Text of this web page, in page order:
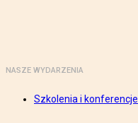
NASZE WYDARZENIA
Szkolenia i konferencje